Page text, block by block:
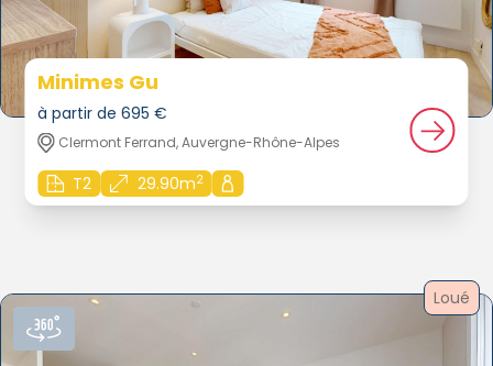
Minimes Gu
à partir de 695 €
Clermont Ferrand, Auvergne-Rhône-Alpes
T2 29.90m2
Loué